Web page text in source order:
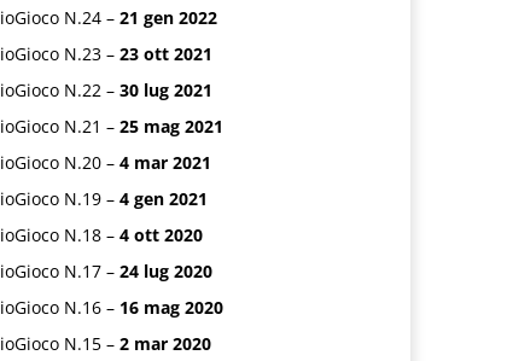
ioGioco N.24 – 21 gen 2022
ioGioco N.23 – 23 ott 2021
ioGioco N.22 – 30 lug 2021
ioGioco N.21 – 25 mag 2021
ioGioco N.20 – 4 mar 2021
ioGioco N.19 – 4 gen 2021
ioGioco N.18 – 4 ott 2020
ioGioco N.17 – 24 lug 2020
ioGioco N.16 – 16 mag 2020
ioGioco N.15 – 2 mar 2020